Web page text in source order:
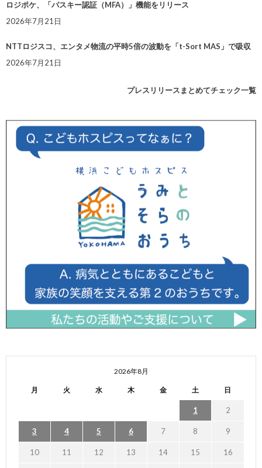
ロジポケ、「パスキー認証（MFA）」機能をリリース
2026年7月21日
NTTロジスコ、エンタメ物流の平時5倍の波動を「t-Sort MAS」で吸収
2026年7月21日
プレスリリースまとめてチェック一覧
2026年8月
月 火 水 木 金 土 日
1 2
3 4 5 6 7 8 9
10 11 12 13 14 15 16